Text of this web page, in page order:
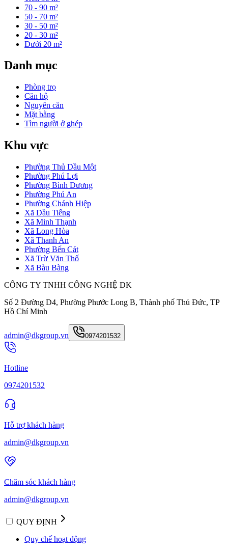
70 - 90 m²
50 - 70 m²
30 - 50 m²
20 - 30 m²
Dưới 20 m²
Danh mục
Phòng trọ
Căn hộ
Nguyên căn
Mặt bằng
Tìm người ở ghép
Khu vực
Phường Thủ Dầu Một
Phường Phú Lợi
Phường Bình Dương
Phường Phú An
Phường Chánh Hiệp
Xã Dầu Tiếng
Xã Minh Thạnh
Xã Long Hòa
Xã Thanh An
Phường Bến Cát
Xã Trừ Văn Thố
Xã Bàu Bàng
CÔNG TY TNHH CÔNG NGHỆ DK
Số 2 Đường D4, Phường Phước Long B, Thành phố Thủ Đức, TP
Hồ Chí Minh
admin@dkgroup.vn 0974201532
Hotline
0974201532
Hỗ trợ khách hàng
admin@dkgroup.vn
Chăm sóc khách hàng
admin@dkgroup.vn
QUY ĐỊNH
Quy chế hoạt động